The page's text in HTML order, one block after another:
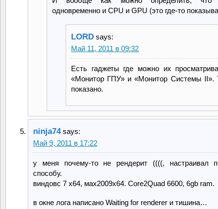
одновременно и CPU и GPU (это где-то
LORD says:
Май 11, 2011 в 09:32
Есть гаджеты где можно их
«Монитор ГПУ» и «Монитор Системы II».
показано.
ninja74 says:
Май 9, 2011 в 17:22
у меня почему-то не рендерит ((((, настраивал
способу.
виндовс 7 х64, мах2009х64. Core2Quad 6600, 6gb ram.
в окне лога написано Waiting for renderer и тишина…